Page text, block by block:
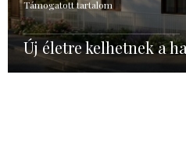
Támogatott tartalom
Új életre kelhetnek a